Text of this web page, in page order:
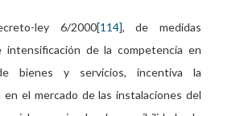
ley 6/2000[114], de medidas
intensificación de la competencia en
bienes y servicios, incentiva la
en el mercado de las instalaciones del